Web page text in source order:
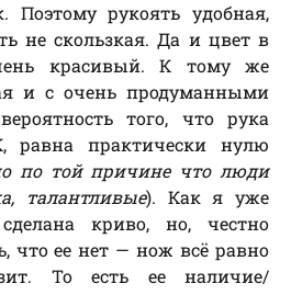
Поэтому рукоять удобная,
не скользкая. Да и цвет в
красивый. К тому же
и с очень продуманными
того, что рука
равна практически нулю
по той причине что люди
талантливые). Как я уже
криво, но, честно
что ее нет — нож всё равно
То есть ее наличие/